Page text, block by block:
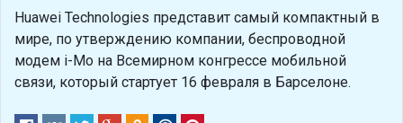
Huawei Technologies представит самый компактный в
мире, по утверждению компании, беспроводной
модем i-Mo на Всемирном конгрессе мобильной
связи, который стартует 16 февраля в Барселоне.